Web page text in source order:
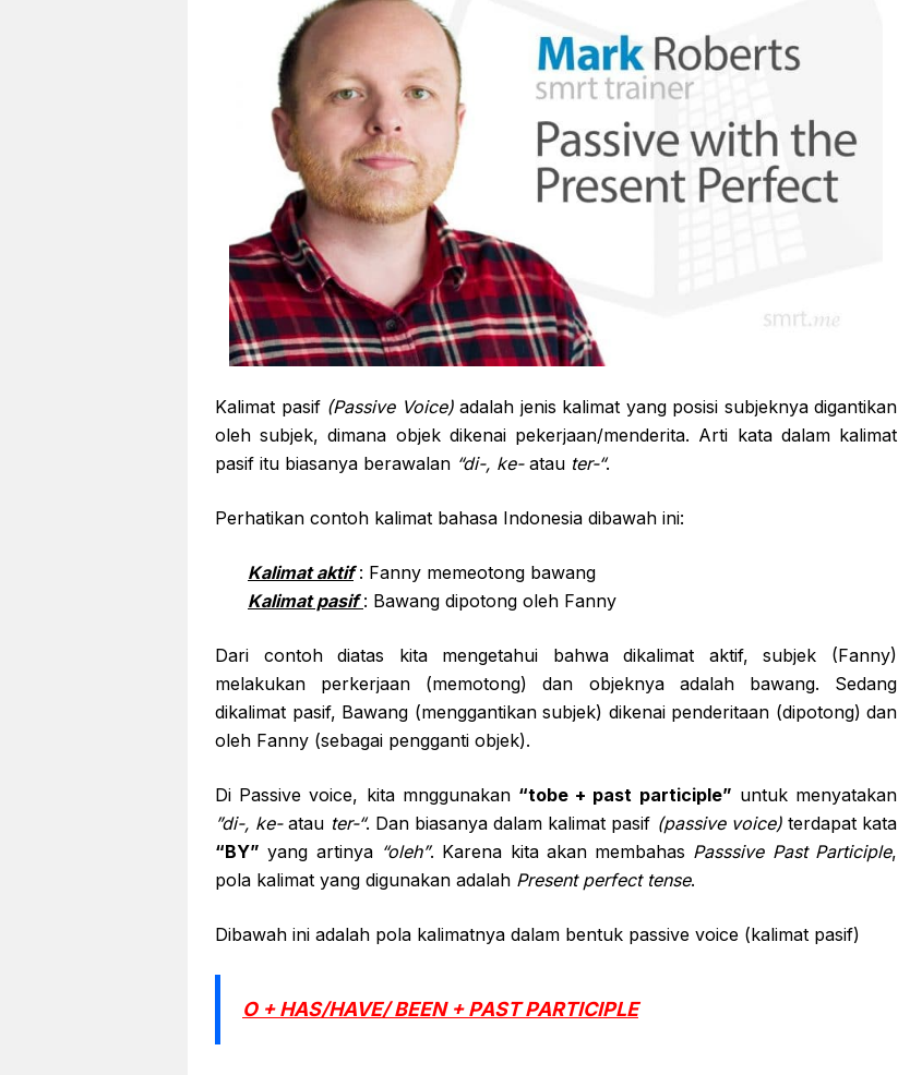
Kalimat pasif(Passive Voice)adalah jenis kalimat yang posisi subjeknya digantikan
oleh subjek, dimana objek dikenai pekerjaan/menderita. Arti kata dalam kalimat
pasif itu biasanya berawalan “di-, ke- atau ter-“.
Perhatikan contoh kalimat bahasa Indonesia dibawah ini:
Kalimat aktif: Fanny memeotong bawang
Kalimat pasif : Bawang dipotong oleh Fanny
Dari contoh diatas kita mengetahui bahwa dikalimat aktif, subjek (Fanny)
melakukan perkerjaan (memotong) dan objeknya adalah bawang. Sedang
dikalimat pasif, Bawang (menggantikan subjek) dikenai penderitaan (dipotong) dan
oleh Fanny (sebagai pengganti objek).
Di Passive voice, kita mnggunakan “tobe + past participle” untuk menyatakan
”di-, ke-atau ter-“. Dan biasanya dalam kalimat pasif (passive voice)terdapat kata
“BY” yang artinya“oleh”. Karena kita akan membahas Passsive Past Participle,
pola kalimat yang digunakan adalah Present perfect tense.
Dibawah ini adalah pola kalimatnya dalam bentuk passive voice (kalimat pasif)
O + HAS/HAVE/ BEEN + PAST PARTICIPLE